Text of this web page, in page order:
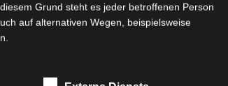
Grund steht es jeder betroffenen Person
auf alternativen Wegen, beispielsweise